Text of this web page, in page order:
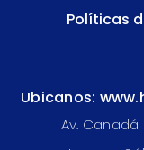
Políticas
Ubicanos:
Av. Canadá